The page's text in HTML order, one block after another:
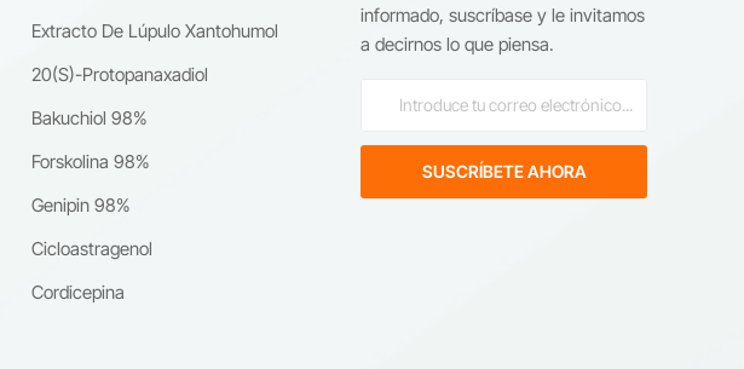
Extracto De Lúpulo Xantohumol
20(S)-Protopanaxadiol
Bakuchiol 98%
Forskolina 98%
Genipin 98%
Cicloastragenol
Cordicepina
informado, suscríbase y le invitamos
a decirnos lo que piensa.